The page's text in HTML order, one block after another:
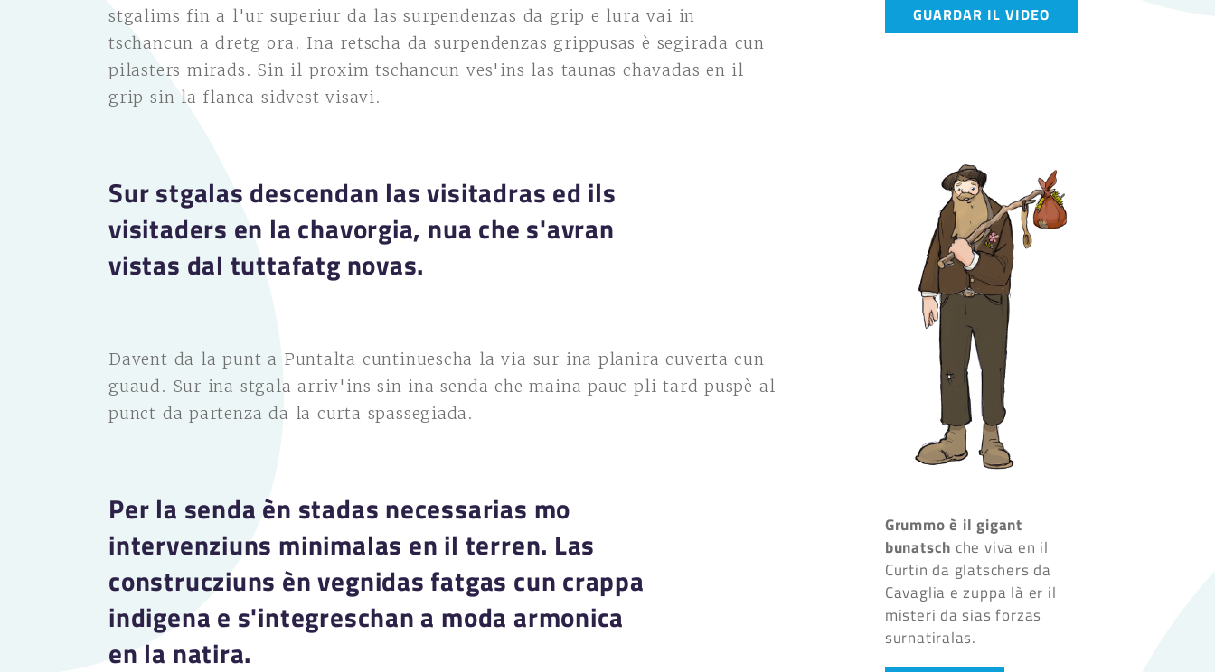
stgalims fin a l'ur superiur da las surpendenzas da grip e lura vai in
tschancun a dretg ora. Ina retscha da surpendenzas grippusas è segirada cun
pilasters mirads. Sin il proxim tschancun ves'ins las taunas chavadas en il
grip sin la flanca sidvest visavi.
Sur stgalas descendan las visitadras ed ils
visitaders en la chavorgia, nua che s'avran
vistas dal tuttafatg novas.
Davent da la punt a Puntalta cuntinuescha la via sur ina planira cuverta cun
guaud. Sur ina stgala arriv'ins sin ina senda che maina pauc pli tard puspè al
punct da partenza da la curta spassegiada.
Per la senda èn stadas necessarias mo
intervenziuns minimalas en il terren. Las
construcziuns èn vegnidas fatgas cun crappa
indigena e s'integreschan a moda armonica
en la natira.
GUARDAR IL VIDEO
Grummo è il gigant
bunatsch che viva en il
Curtin da glatschers da
Cavaglia e zuppa là er il
misteri da sias forzas
surnatiralas.